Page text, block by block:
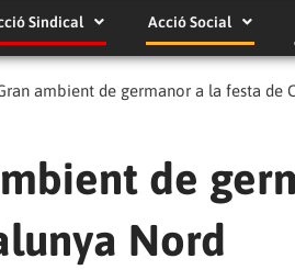
Sindical Acció Social
ambient de germanor a la festa de
de
Nord